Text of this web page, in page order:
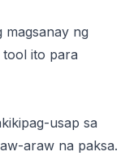
magsanay ng
tool ito para
usap sa
araw na paksa.